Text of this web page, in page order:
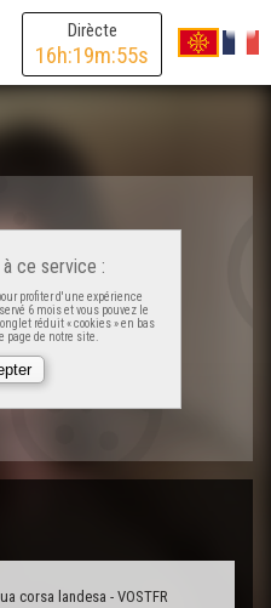
Dirècte
16h:19m:55s
ce service :
profiter d'une expérience
6 mois et vous pouvez le
réduit « cookies » en bas
page de notre site.
corsa landesa - VOSTFR